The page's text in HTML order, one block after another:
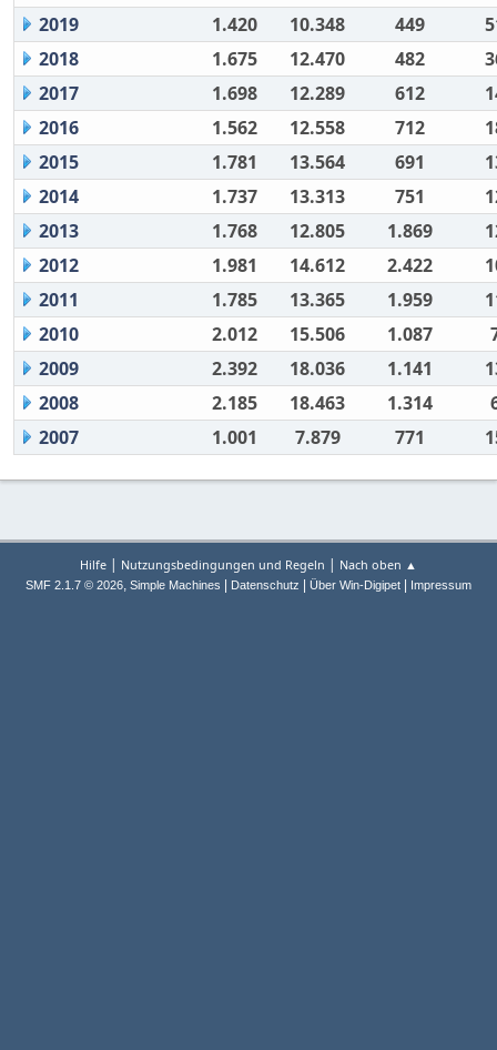
2019
1.420 10.348 449
2018
1.675 12.470 482
2017
1.698 12.289 612
2016
1.562 12.558 712
2015
1.781 13.564 691
2014
1.737 13.313 751
2013
1.768 12.805 1.869
2012
1.981 14.612 2.422
2011
1.785 13.365 1.959
2010
2.012 15.506 1.087
2009
2.392 18.036 1.141
2008
2.185 18.463 1.314
2007
1.001 7.879 771
Hilfe | Nutzungsbedingungen und Regeln | Nach oben ▲
SMF 2.1.7 © 2026, Simple Machines Datenschutz Über Win-Digipet Impressum